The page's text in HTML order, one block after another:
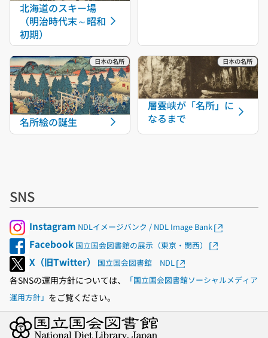
北海道のスキー場
（明治時代末～昭和
初期）
名所絵の誕生
層雲峡が「名所」に
なるまで
SNS
Instagram NDLイメージバンク / NDL Image Bank
Facebook 国立国会図書館の展示（東京・関西）
X（旧Twitter） 国立国会図書館 NDL
各SNSの運用方針については、
「国立国会図書館ソーシャルメディア
運用方針」 をご覧ください。